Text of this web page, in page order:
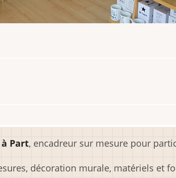
à Part, encadreur sur mesure pour
décoration murale, matériels et